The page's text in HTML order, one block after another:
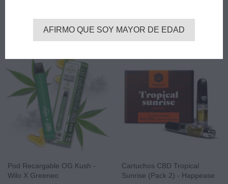
add_shopping_cart Añadir add_shopping_cart Añadir
Pod Recargable OG Kush -
Wilo X Greeneo
Cartuchos CBD Tropical
Sunrise (Pack 2) - Happease
AFIRMO QUE SOY MAYOR DE EDAD